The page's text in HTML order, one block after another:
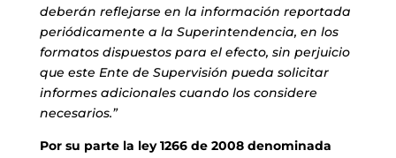
deberán reflejarse en la información reportada
periódicamente a la Superintendencia, en los
formatos dispuestos para el efecto, sin perjuicio
que este Ente de Supervisión pueda solicitar
informes adicionales cuando los considere
necesarios.”
Por su parte la ley 1266 de 2008 denominada